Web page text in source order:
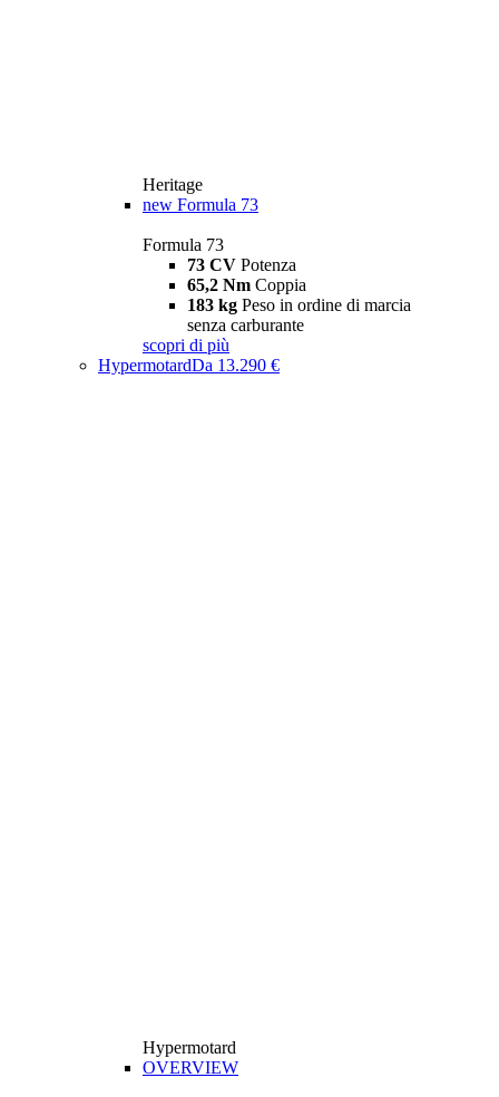
Heritage
new Formula 73
Formula 73
73 CV Potenza
65,2 Nm Coppia
183 kg Peso in ordine di marcia
senza carburante
scopri di più
HypermotardDa 13.290 €
Hypermotard
OVERVIEW